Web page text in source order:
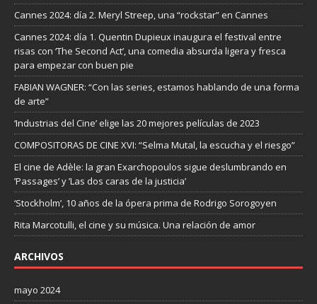
Cannes 2024: día 2. Meryl Streep, una “rockstar” en Cannes
Cannes 2024: día 1. Quentin Dupieux inaugura el festival entre
risas con ‘The Second Act’, una comedia absurda ligera y fresca
para empezar con buen pie
FABIAN WAGNER: “Con las series, estamos hablando de una forma
de arte”
‘Industrias del Cine’ elige las 20 mejores películas de 2023
COMPOSITORAS DE CINE XVI: “Selma Mutal, la escucha y el riesgo”
El cine de Adèle: la gran Exarchopoulos sigue deslumbrando en
’Passages’ y ’Las dos caras de la justicia’
‘Stockholm’, 10 años de la ópera prima de Rodrigo Sorogoyen
Rita Marcotulli, el cine y su música. Una relación de amor
ARCHIVOS
mayo 2024